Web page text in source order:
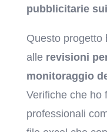
pubblicitarie
Questo progetto
alle revisioni
monitoraggio
Verifiche che ho
professionali